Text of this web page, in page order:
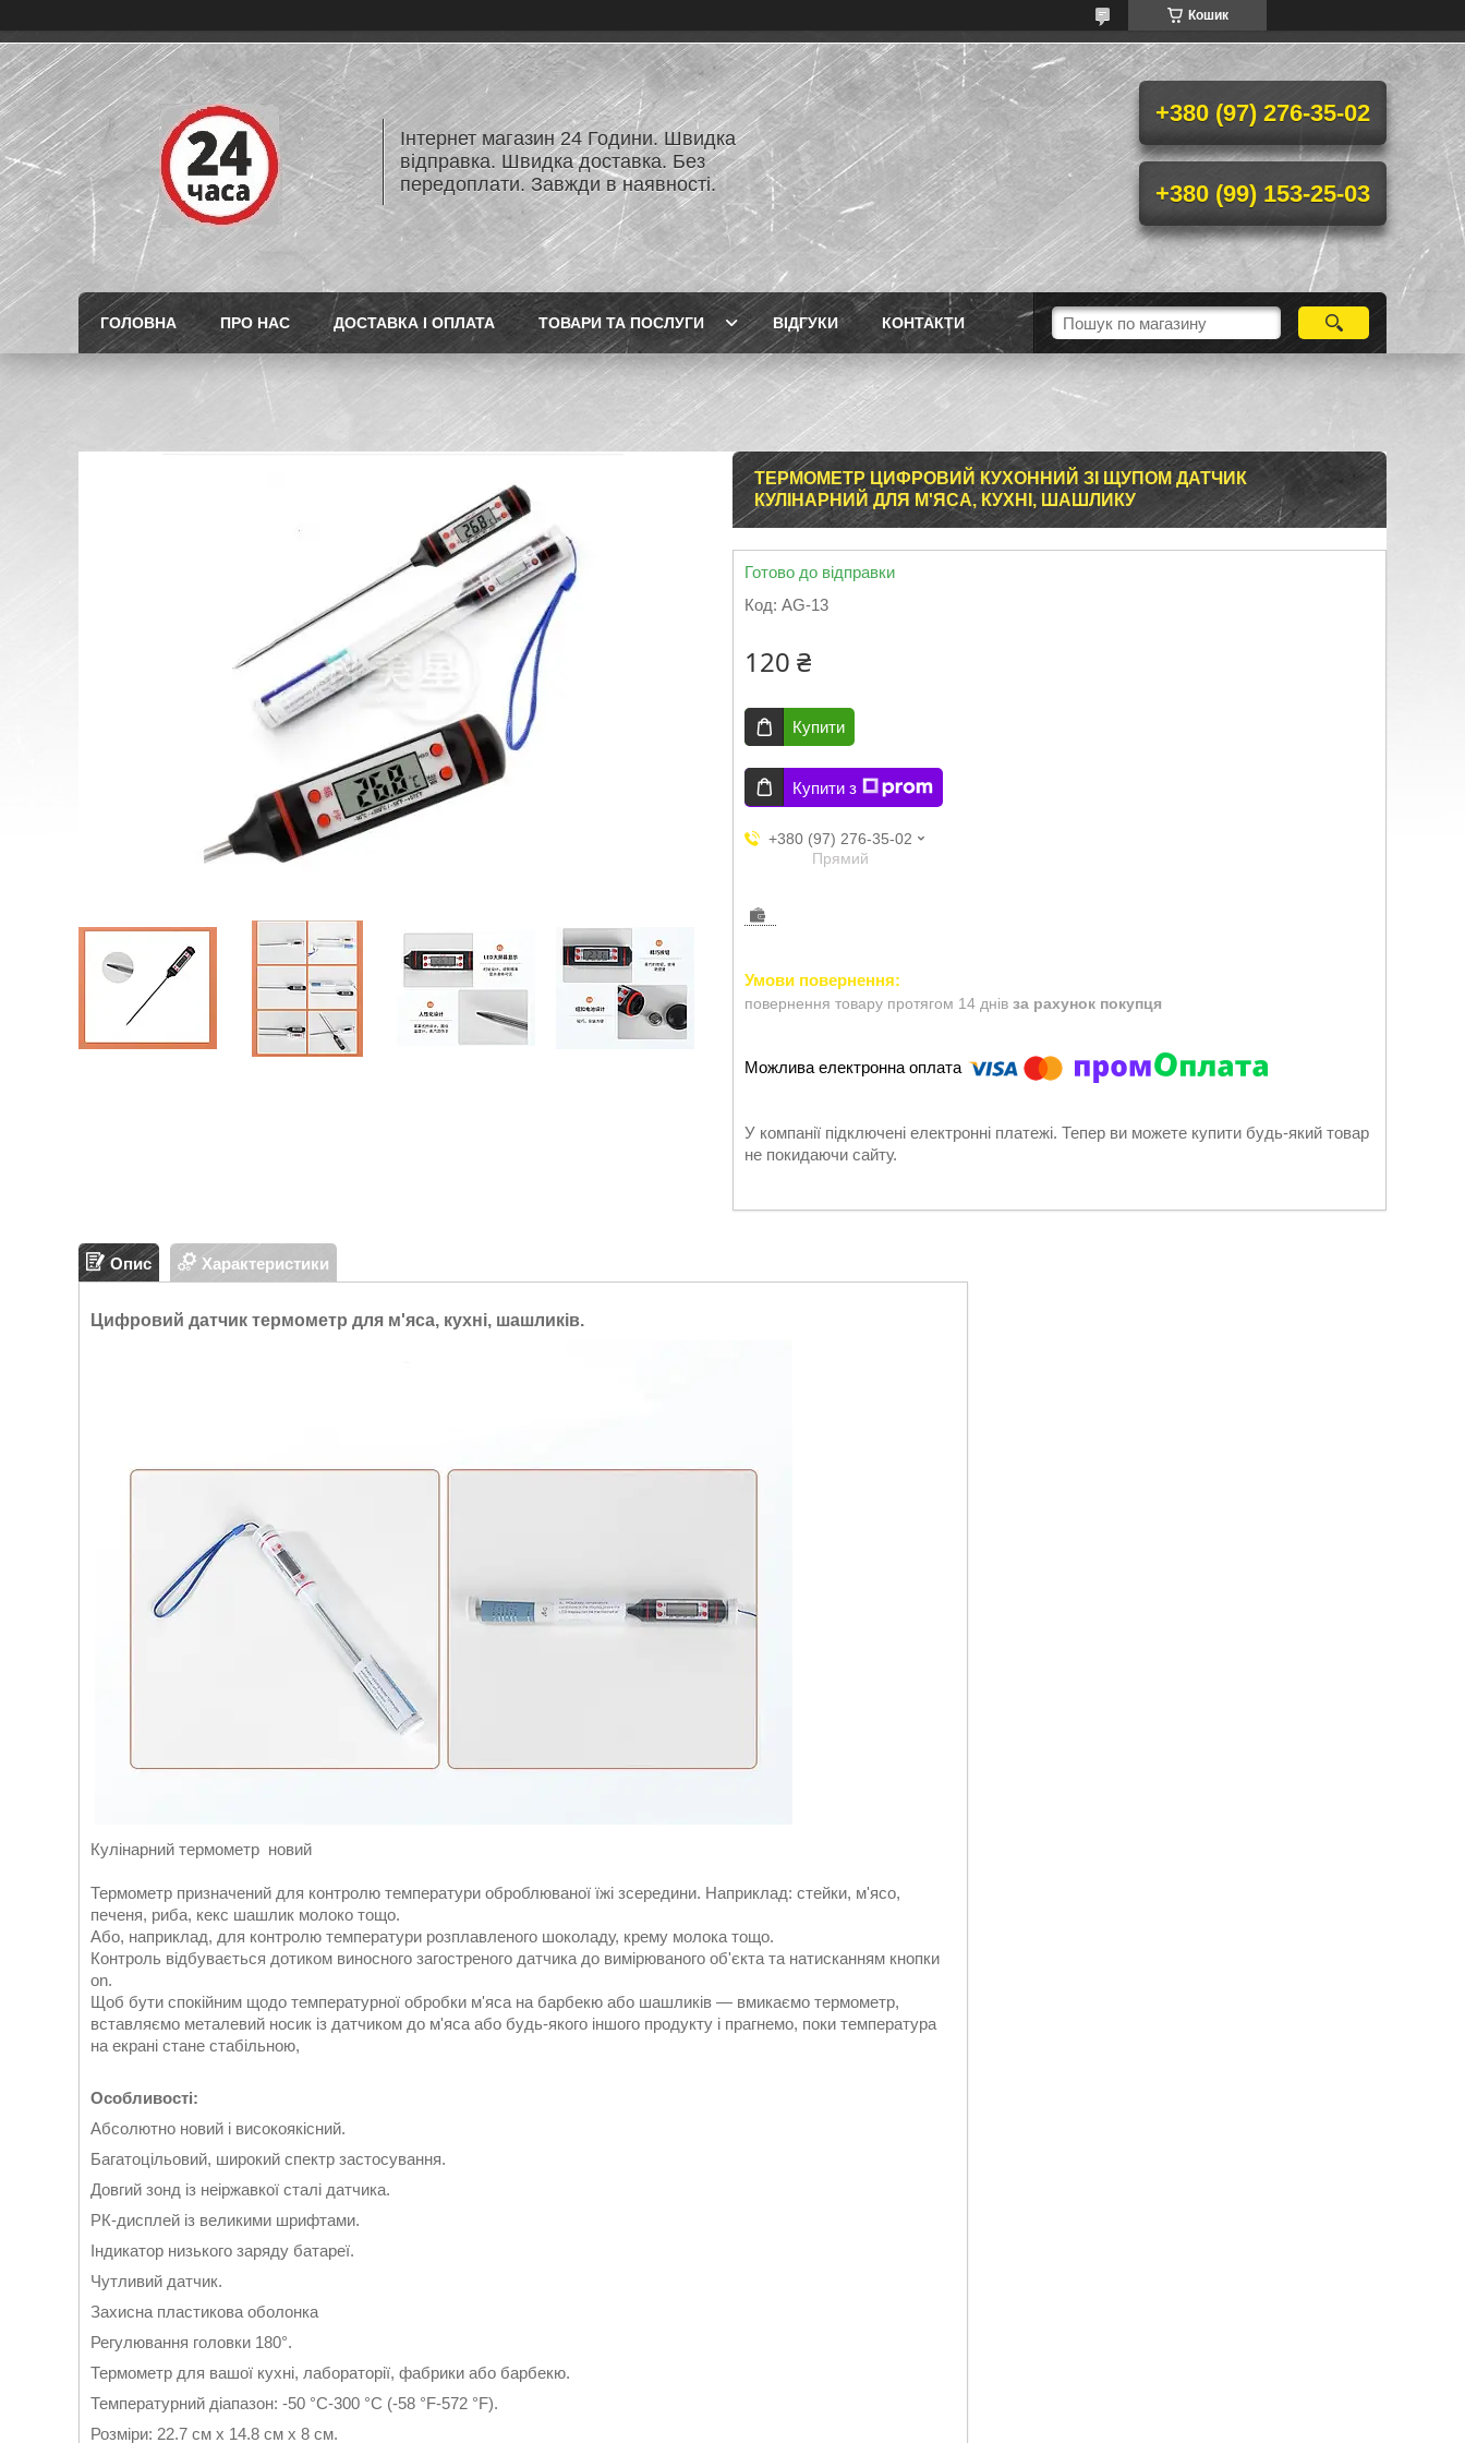
Кошик
Інтернет магазин 24 Години. Швидка
відправка. Швидка доставка. Без
передоплати. Завжди в наявності.
+380 (97) 276-35-02
+380 (99) 153-25-03
ГОЛОВНА ПРО НАС ДОСТАВКА І ОПЛАТА ТОВАРИ ТА ПОСЛУГИ ВІДГУКИ КОНТАКТИ
ТЕРМОМЕТР ЦИФРОВИЙ КУХОННИЙ ЗІ ЩУПОМ ДАТЧИК
КУЛІНАРНИЙ ДЛЯ М'ЯСА, КУХНІ, ШАШЛИКУ
Готово до відправки
Код: AG-13
120 ₴
Купити
Купити з
+380 (97) 276-35-02
Прямий
повернення товару протягом 14 днів за рахунок покупця
У компанії підключені електронні платежі. Тепер ви можете купити будь-який товар
не покидаючи сайту.
Опис Характеристики
Цифровий датчик термометр для м'яса, кухні, шашликів.
Кулінарний термометр новий
Термометр призначений для контролю температури оброблюваної їжі зсередини. Наприклад: стейки, м'ясо,
печеня, риба, кекс шашлик молоко тощо.
Або, наприклад, для контролю температури розплавленого шоколаду, крему молока тощо.
Контроль відбувається дотиком виносного загостреного датчика до вимірюваного об'єкта та натисканням кнопки
on.
Щоб бути спокійним щодо температурної обробки м'яса на барбекю або шашликів — вмикаємо термометр,
вставляємо металевий носик із датчиком до м'яса або будь-якого іншого продукту і прагнемо, поки температура
на екрані стане стабільною,
Особливості:
Абсолютно новий і високоякісний.
Багатоцільовий, широкий спектр застосування.
Довгий зонд із неіржавкої сталі датчика.
РК-дисплей із великими шрифтами.
Індикатор низького заряду батареї.
Чутливий датчик.
Захисна пластикова оболонка
Регулювання головки 180°.
Термометр для вашої кухні, лабораторії, фабрики або барбекю.
Температурний діапазон: -50 °C-300 °C (-58 °F-572 °F).
Розміри: 22.7 см х 14.8 см х 8 см.